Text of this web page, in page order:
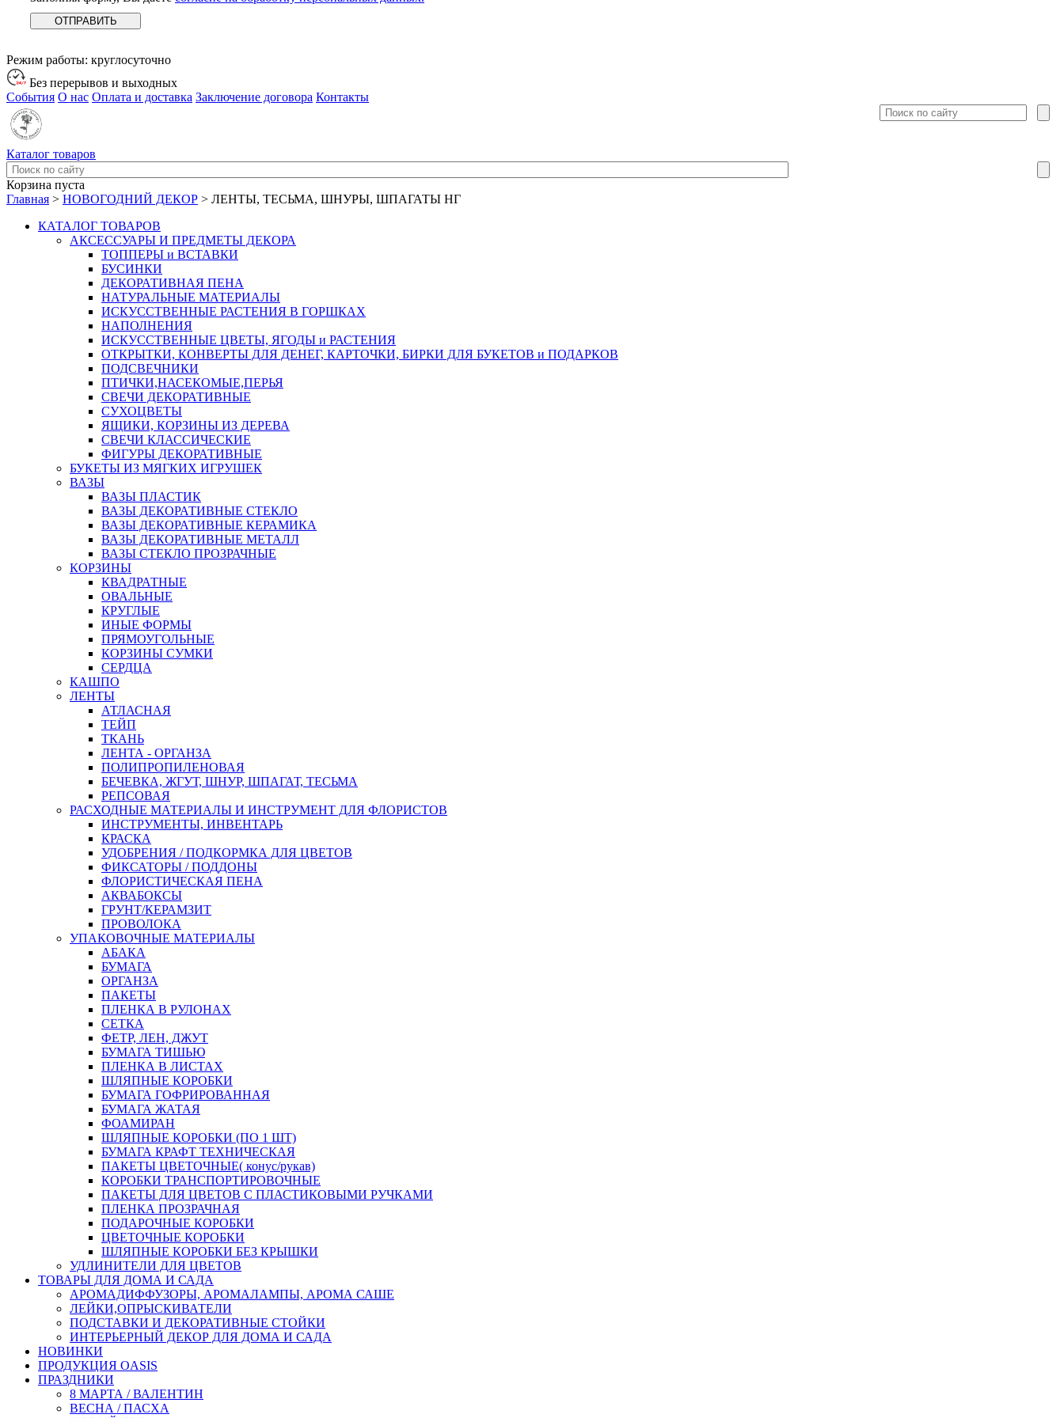
Режим работы: круглосуточно
Без перерывов и выходных
События О нас Оплата и доставка Заключение договора Контакты
Каталог товаров
Корзина пуста
Главная > НОВОГОДНИЙ ДЕКОР > ЛЕНТЫ, ТЕСЬМА, ШНУРЫ, ШПАГАТЫ НГ
КАТАЛОГ ТОВАРОВ
АКСЕССУАРЫ И ПРЕДМЕТЫ ДЕКОРА
ТОППЕРЫ и ВСТАВКИ
БУСИНКИ
ДЕКОРАТИВНАЯ ПЕНА
НАТУРАЛЬНЫЕ МАТЕРИАЛЫ
ИСКУССТВЕННЫЕ РАСТЕНИЯ В ГОРШКАХ
НАПОЛНЕНИЯ
ИСКУССТВЕННЫЕ ЦВЕТЫ, ЯГОДЫ и РАСТЕНИЯ
ОТКРЫТКИ, КОНВЕРТЫ ДЛЯ ДЕНЕГ, КАРТОЧКИ, БИРКИ ДЛЯ БУКЕТОВ и ПОДАРКОВ
ПОДСВЕЧНИКИ
ПТИЧКИ,НАСЕКОМЫЕ,ПЕРЬЯ
СВЕЧИ ДЕКОРАТИВНЫЕ
СУХОЦВЕТЫ
ЯЩИКИ, КОРЗИНЫ ИЗ ДЕРЕВА
СВЕЧИ КЛАССИЧЕСКИЕ
ФИГУРЫ ДЕКОРАТИВНЫЕ
БУКЕТЫ ИЗ МЯГКИХ ИГРУШЕК
ВАЗЫ
ВАЗЫ ПЛАСТИК
ВАЗЫ ДЕКОРАТИВНЫЕ СТЕКЛО
ВАЗЫ ДЕКОРАТИВНЫЕ КЕРАМИКА
ВАЗЫ ДЕКОРАТИВНЫЕ МЕТАЛЛ
ВАЗЫ СТЕКЛО ПРОЗРАЧНЫЕ
КОРЗИНЫ
КВАДРАТНЫЕ
ОВАЛЬНЫЕ
КРУГЛЫЕ
ИНЫЕ ФОРМЫ
ПРЯМОУГОЛЬНЫЕ
КОРЗИНЫ СУМКИ
СЕРДЦА
КАШПО
ЛЕНТЫ
АТЛАСНАЯ
ТЕЙП
ТКАНЬ
ЛЕНТА - ОРГАНЗА
ПОЛИПРОПИЛЕНОВАЯ
БЕЧЕВКА, ЖГУТ, ШНУР, ШПАГАТ, ТЕСЬМА
РЕПСОВАЯ
РАСХОДНЫЕ МАТЕРИАЛЫ И ИНСТРУМЕНТ ДЛЯ ФЛОРИСТОВ
ИНСТРУМЕНТЫ, ИНВЕНТАРЬ
КРАСКА
УДОБРЕНИЯ / ПОДКОРМКА ДЛЯ ЦВЕТОВ
ФИКСАТОРЫ / ПОДДОНЫ
ФЛОРИСТИЧЕСКАЯ ПЕНА
АКВАБОКСЫ
ГРУНТ/КЕРАМЗИТ
ПРОВОЛОКА
УПАКОВОЧНЫЕ МАТЕРИАЛЫ
АБАКА
БУМАГА
ОРГАНЗА
ПАКЕТЫ
ПЛЕНКА В РУЛОНАХ
СЕТКА
ФЕТР, ЛЕН, ДЖУТ
БУМАГА ТИШЬЮ
ПЛЕНКА В ЛИСТАХ
ШЛЯПНЫЕ КОРОБКИ
БУМАГА ГОФРИРОВАННАЯ
БУМАГА ЖАТАЯ
ФОАМИРАН
ШЛЯПНЫЕ КОРОБКИ (ПО 1 ШТ)
БУМАГА КРАФТ ТЕХНИЧЕСКАЯ
ПАКЕТЫ ЦВЕТОЧНЫЕ( конус/рукав)
КОРОБКИ ТРАНСПОРТИРОВОЧНЫЕ
ПАКЕТЫ ДЛЯ ЦВЕТОВ С ПЛАСТИКОВЫМИ РУЧКАМИ
ПЛЕНКА ПРОЗРАЧНАЯ
ПОДАРОЧНЫЕ КОРОБКИ
ЦВЕТОЧНЫЕ КОРОБКИ
ШЛЯПНЫЕ КОРОБКИ БЕЗ КРЫШКИ
УДЛИНИТЕЛИ ДЛЯ ЦВЕТОВ
ТОВАРЫ ДЛЯ ДОМА И САДА
АРОМАДИФФУЗОРЫ, АРОМАЛАМПЫ, АРОМА САШЕ
ЛЕЙКИ,ОПРЫСКИВАТЕЛИ
ПОДСТАВКИ И ДЕКОРАТИВНЫЕ СТОЙКИ
ИНТЕРЬЕРНЫЙ ДЕКОР ДЛЯ ДОМА И САДА
НОВИНКИ
ПРОДУКЦИЯ OASIS
ПРАЗДНИКИ
8 МАРТА / ВАЛЕНТИН
ВЕСНА / ПАСХА